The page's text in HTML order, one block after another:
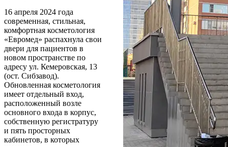
16 апреля 2024 года
современная, стильная,
комфортная косметология
«Евромед» распахнула свои
двери для пациентов в
новом пространстве по
адресу ул. Кемеровская, 13
(ост. Сибзавод).
Обновленная косметология
имеет отдельный вход,
расположенный возле
основного входа в корпус,
собственную регистратуру
и пять просторных
кабинетов, в которых